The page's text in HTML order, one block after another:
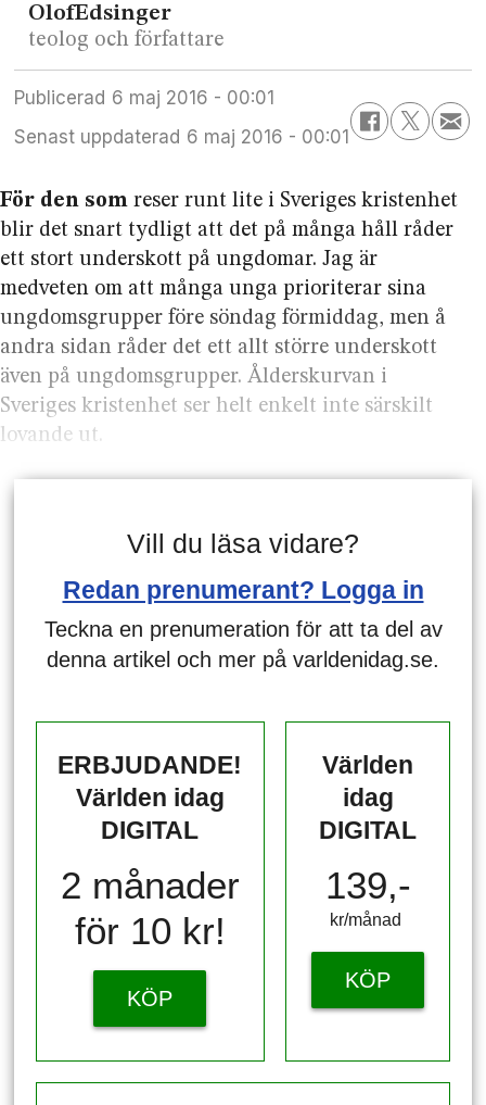
OlofEdsinger
teolog och författare
Publicerad
6 maj 2016 - 00:01
Senast uppdaterad
6 maj 2016 - 00:01
För den som reser runt lite i Sveriges kristenhet
blir det snart tydligt att det på många håll råder
ett stort underskott på ungdomar. Jag är
medveten om att många unga prioriterar sina
ungdomsgrupper före söndag förmiddag, men å
andra sidan råder det ett allt större underskott
även på ungdomsgrupper. Ålderskurvan i
Sveriges kristenhet ser helt enkelt inte särskilt
lovande ut.
Vill du läsa vidare?
Redan prenumerant? Logga in
Teckna en prenumeration för att ta del av
denna artikel och mer på varldenidag.se.
ERBJUDANDE!
Världen idag
DIGITAL
2 månader
för 10 kr!
KÖP
Världen
idag
DIGITAL
139,-
kr/månad ​​​​​​
KÖP